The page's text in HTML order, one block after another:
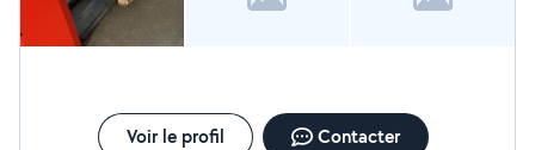
Voir le profil Contacter